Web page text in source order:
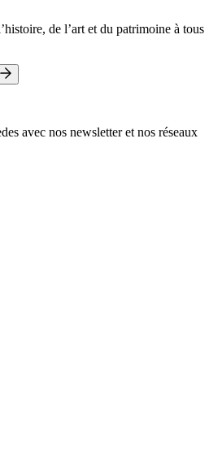
de l’art et du patrimoine à tous
avec nos newsletter et nos réseaux